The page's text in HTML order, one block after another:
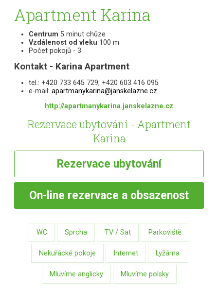
Apartment Karina
Centrum 5 minut chůze
Vzdálenost od vleku 100 m
Počet pokojů - 3
Kontakt - Karina Apartment
tel.: +420 733 645 729, +420 603 416 095
e-mail: apartmanykarina@janskelazne.cz
http://apartmanykarina.janskelazne.cz
Rezervace ubytování - Apartment
Karina
Rezervace ubytování
On-line rezervace a obsazenost
WC Sprcha TV / Sat Parkoviště
Nekuřácké pokoje Internet Lyžárna
Mluvíme anglicky Mluvíme polsky